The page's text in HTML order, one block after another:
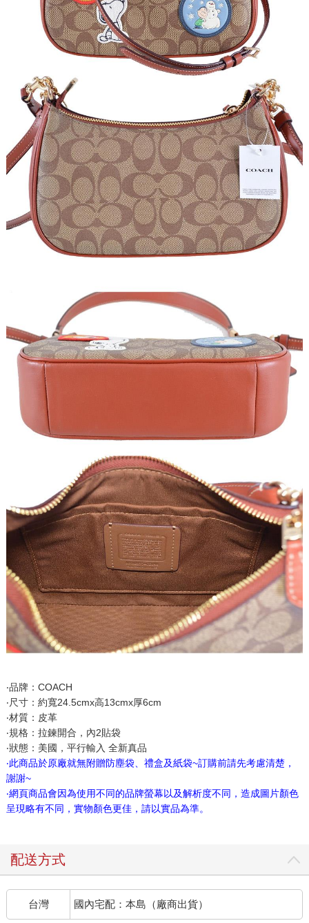
‧品牌：COACH
‧尺寸：約寬24.5cmx高13cmx厚6cm
‧材質：皮革
‧規格：拉鍊開合，內2貼袋
‧狀態：美國，平行輸入 全新真品
‧此商品於原廠就無附贈防塵袋、禮盒及紙袋~訂購前請先考慮清楚，
謝謝~
‧網頁商品會因為使用不同的品牌螢幕以及解析度不同，造成圖片顏色
呈現略有不同，實物顏色更佳，請以實品為準。
配送方式
台灣 國內宅配：本島（廠商出貨）